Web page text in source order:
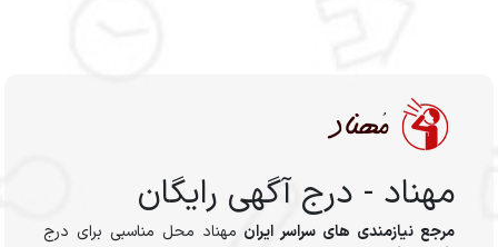
مهناد - درج آگهی رایگان
مرجع نیازمندی های سراسر ایران مهناد محل مناسبی برای درج